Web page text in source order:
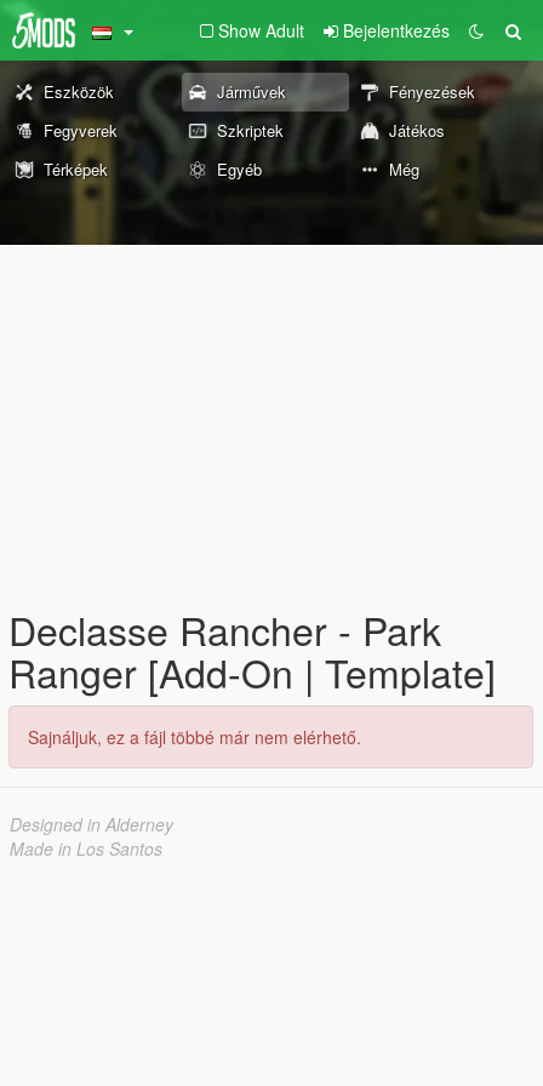
Show Adult Bejelentkezés
Eszközök Járművek
Fényezések
Fegyverek
Szkriptek
Játékos
Térképek
Egyéb Még
Declasse Rancher - Park
Ranger [Add-On | Template]
Sajnáljuk, ez a fájl többé már nem elérhető.
Designed in Alderney
Made in Los Santos